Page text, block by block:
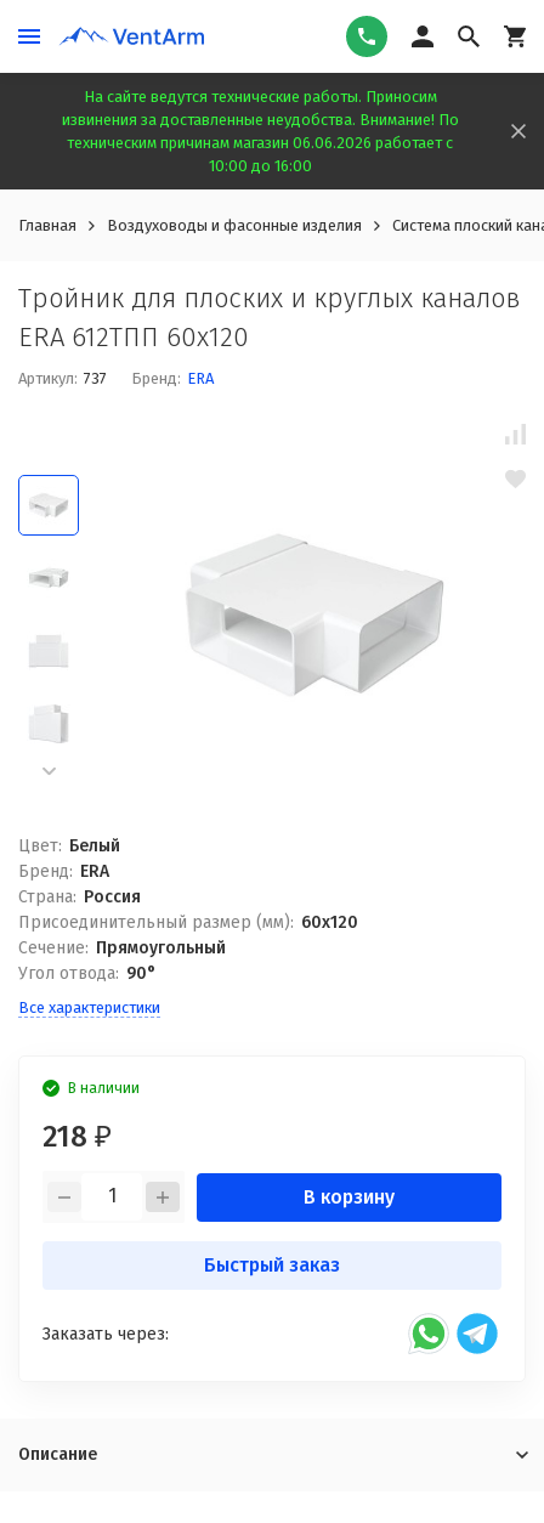
На сайте ведутся технические работы. Приносим
извинения за доставленные неудобства. Внимание! По
техническим причинам магазин 06.06.2026 работает с
10:00 до 16:00
Главная Воздуховоды и фасонные изделия Система плоский
Тройник для плоских и круглых каналов
ERA 612ТПП 60x120
Артикул: 737 Бренд: ERA
Цвет: Белый
Бренд: ERA
Страна: Россия
Присоединительный размер (мм): 60x120
Сечение: Прямоугольный
Угол отвода: 90°
Все характеристики
В наличии
218 ₽
В корзину
Быстрый заказ
Заказать через:
Описание